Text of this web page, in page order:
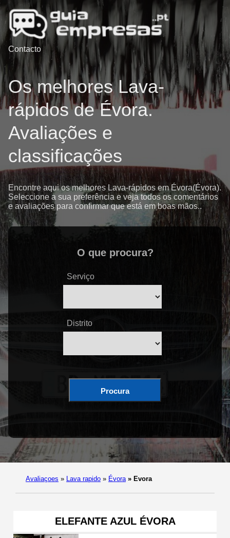
Contacto
Os melhores Lava-
rápidos de Évora.
Avaliações e
classificações
Encontre aqui os melhores Lava-rápidos em Évora(Évora).
Seleccione a sua preferência e veja todos os comentários
e avaliações para confirmar que está em boas mãos..
O que procura?
Serviço
Distrito
Procura
Avaliaçoes » Lava rapido » Évora » Evora
ELEFANTE AZUL ÉVORA